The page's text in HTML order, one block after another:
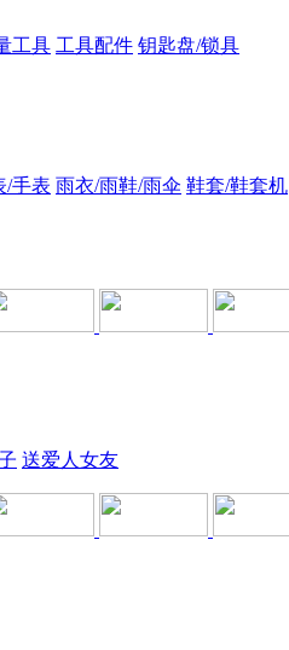
工具 工具配件 钥匙盘/锁具
/手表 雨衣/雨鞋/雨伞 鞋套/鞋套机
送爱人女友